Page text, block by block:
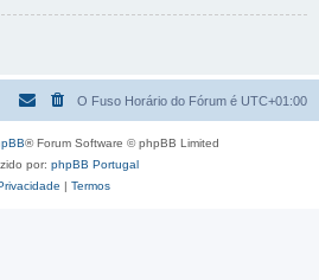
O Fuso Horário do Fórum é UTC+01:00
® Forum Software © phpBB Limited
por: phpBB Portugal
| Termos